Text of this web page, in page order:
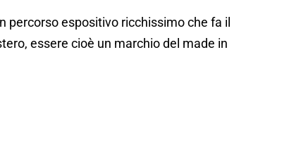
percorso espositivo ricchissimo che fa il
essere cioè un marchio del made in